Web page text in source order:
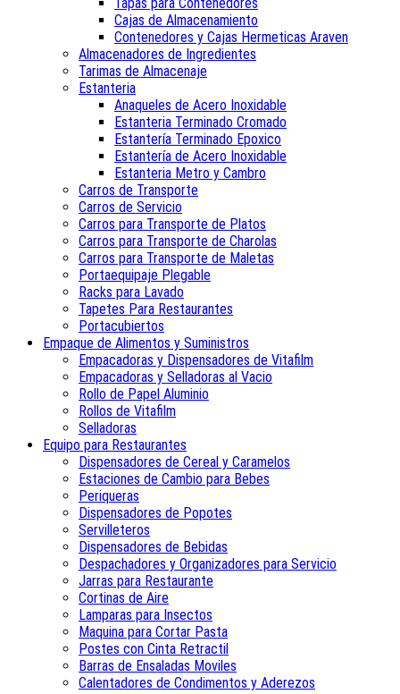
Cajas de Almacenamiento
Contenedores y Cajas Hermeticas Araven
Almacenadores de Ingredientes
Tarimas de Almacenaje
Estanteria
Anaqueles de Acero Inoxidable
Estanteria Terminado Cromado
Estantería Terminado Epoxico
Estantería de Acero Inoxidable
Estanteria Metro y Cambro
Carros de Transporte
Carros de Servicio
Carros para Transporte de Platos
Carros para Transporte de Charolas
Carros para Transporte de Maletas
Portaequipaje Plegable
Racks para Lavado
Tapetes Para Restaurantes
Portacubiertos
Empaque de Alimentos y Suministros
Empacadoras y Dispensadores de Vitafilm
Empacadoras y Selladoras al Vacio
Rollo de Papel Aluminio
Rollos de Vitafilm
Selladoras
Equipo para Restaurantes
Dispensadores de Cereal y Caramelos
Estaciones de Cambio para Bebes
Periqueras
Dispensadores de Popotes
Servilleteros
Dispensadores de Bebidas
Despachadores y Organizadores para Servicio
Jarras para Restaurante
Cortinas de Aire
Lamparas para Insectos
Maquina para Cortar Pasta
Postes con Cinta Retractil
Barras de Ensaladas Moviles
Calentadores de Condimentos y Aderezos